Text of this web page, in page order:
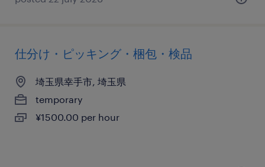
仕分け・ピッキング・梱包・検品
埼玉県幸手市, 埼玉県
temporary
¥1500.00 per hour